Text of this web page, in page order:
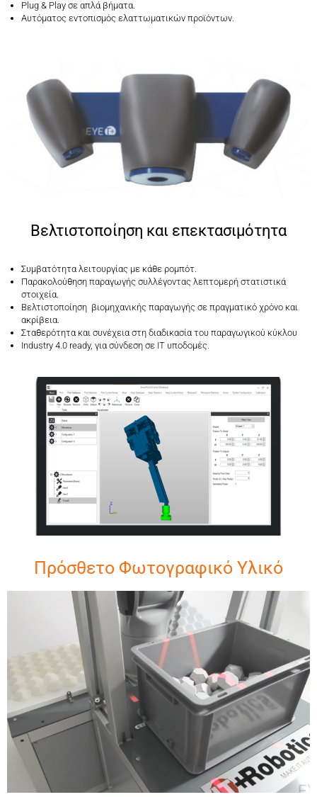
Plug & Play σε απλά βήματα.
Αυτόματος εντοπισμός ελαττωματικών προϊόντων.
Βελτιστοποίηση και επεκτασιμότητα
Συμβατότητα λειτουργίας με κάθε ρομπότ.
Παρακολούθηση παραγωγής συλλέγοντας λεπτομερή στατιστικά
στοιχεία.
Βελτιστοποίηση βιομηχανικής παραγωγής σε πραγματικό χρόνο και
ακρίβεια.
Σταθερότητα και συνέχεια στη διαδικασία του παραγωγικού κύκλου
Industry 4.0 ready, για σύνδεση σε IT υποδομές.
Πρόσθετο Φωτογραφικό Υλικό